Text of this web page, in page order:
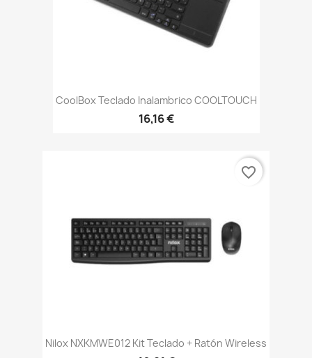
CoolBox Teclado Inalambrico COOLTOUCH
16,16 €
Nilox NXKMWE012 Kit Teclado + Ratón Wireless
favorite_border